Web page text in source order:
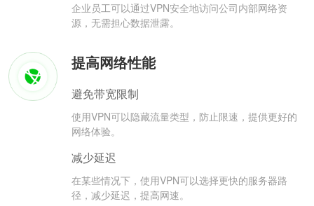
企业员工可以通过VPN安全地访问公司内部网络资
源，无需担心数据泄露。
提高网络性能
避免带宽限制
使用VPN可以隐藏流量类型，防止限速，提供更好的
网络体验。
减少延迟
在某些情况下，使用VPN可以选择更快的服务器路
径，减少延迟，提高网速。